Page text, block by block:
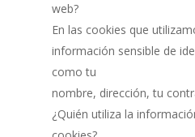
web?
En las cookies que
información sensible de
como tu
nombre, dirección, tu
¿Quién utiliza la